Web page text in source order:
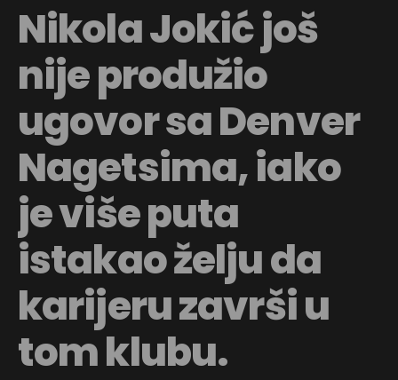
Nikola Jokić još
nije produžio
ugovor sa Denver
Nagetsima, iako
je više puta
istakao želju da
karijeru završi u
tom klubu.